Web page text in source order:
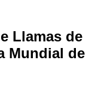
Llamas de
Mundial de